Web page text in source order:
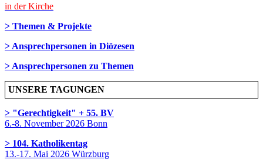
in der Kirche
> Themen & Projekte
> Ansprechpersonen in Diözesen
> Ansprechpersonen zu Themen
UNSERE TAGUNGEN
> "Gerechtigkeit" + 55. BV
6.-8. November 2026 Bonn
> 104. Katholikentag
13.-17. Mai 2026 Würzburg